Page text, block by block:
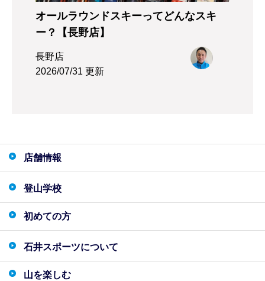
オールラウンドスキーってどんなスキ
ー？【長野店】
長野店
2026/07/31 更新
店舗情報
登山学校
初めての方
石井スポーツについて
山を楽しむ